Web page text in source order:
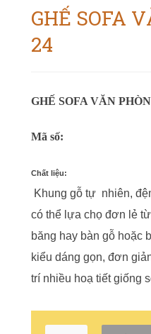
GHẾ SOFA
24
GHẾ SOFA VĂN
Mã số:
Chất liệu:
Khung gỗ tự nhiên,
có thể lựa chọ đơn lẻ
băng hay bàn gỗ hoặc
kiểu dáng gọn, đơn
trí nhiều hoạ tiết giống